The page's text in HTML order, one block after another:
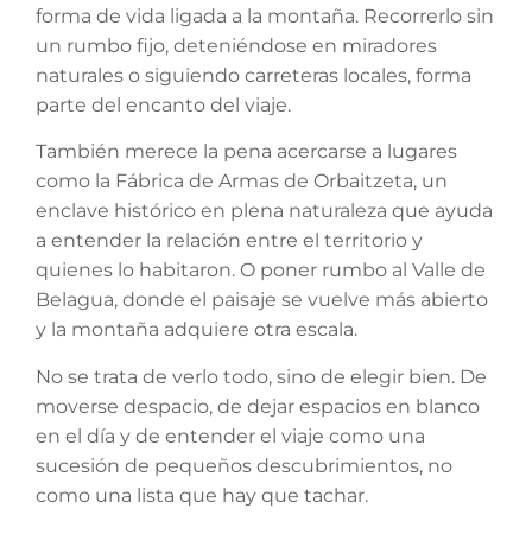
forma de vida ligada a la montaña. Recorrerlo sin
un rumbo fijo, deteniéndose en miradores
naturales o siguiendo carreteras locales, forma
parte del encanto del viaje.
También merece la pena acercarse a lugares
como la Fábrica de Armas de Orbaitzeta, un
enclave histórico en plena naturaleza que ayuda
a entender la relación entre el territorio y
quienes lo habitaron. O poner rumbo al Valle de
Belagua, donde el paisaje se vuelve más abierto
y la montaña adquiere otra escala.
No se trata de verlo todo, sino de elegir bien. De
moverse despacio, de dejar espacios en blanco
en el día y de entender el viaje como una
sucesión de pequeños descubrimientos, no
como una lista que hay que tachar.